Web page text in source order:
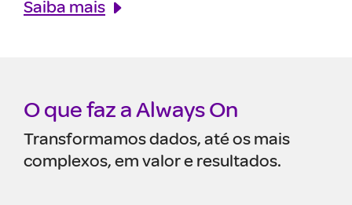
Saiba mais
O que faz a Always On
Transformamos dados, até os mais
complexos, em valor e resultados.